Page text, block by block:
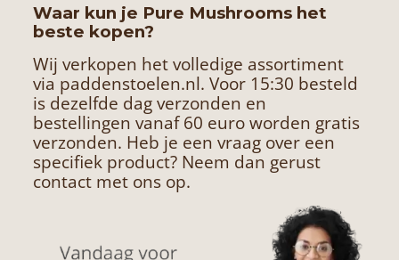
Waar kun je Pure Mushrooms het
beste kopen?
Wij verkopen het volledige assortiment
via paddenstoelen.nl. Voor 15:30 besteld
is dezelfde dag verzonden en
bestellingen vanaf 60 euro worden gratis
verzonden. Heb je een vraag over een
specifiek product? Neem dan gerust
contact met ons op.